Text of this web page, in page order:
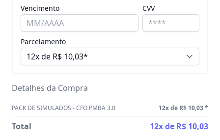
Vencimento CVV
Parcelamento
Detalhes da Compra
PACK DE SIMULADOS - CFO PMBA 3.0 12x de R$ 10,03*
Total 12x de R$ 10,03